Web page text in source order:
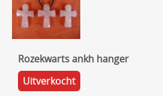
Rozekwarts ankh hanger
Uitverkocht